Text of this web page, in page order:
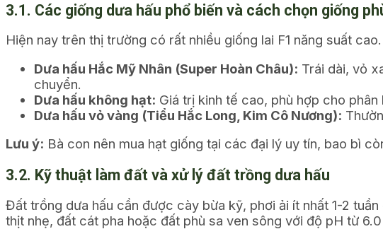
3.1. Các giống dưa hấu phổ biến và cách chọn giống
Hiện nay trên thị trường có rất nhiều giống lai F1 năng suất
Dưa hấu Hắc Mỹ Nhân (Super Hoàn Châu): Trái dài, vỏ
chuyển.
Dưa hấu không hạt: Giá trị kinh tế cao, phù hợp cho
Dưa hấu vỏ vàng (Tiểu Hắc Long, Kim Cô Nương):
Lưu ý: Bà con nên mua hạt giống tại các đại lý uy tín, bao bì
3.2. Kỹ thuật làm đất và xử lý đất trồng dưa hấu
Đất trồng dưa hấu cần được cày bừa kỹ, phơi ải ít nhất 1-2
thịt nhẹ, đất cát pha hoặc đất phù sa ven sông với độ pH từ 6.0